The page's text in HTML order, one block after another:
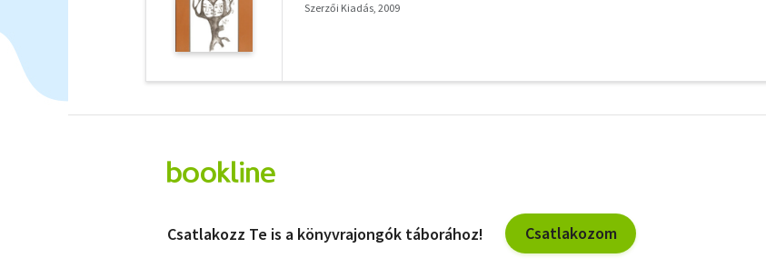
Szerzői Kiadás, 2009
szűrők
Csatlakozz Te is a könyvrajongók táborához! Csatlakozom